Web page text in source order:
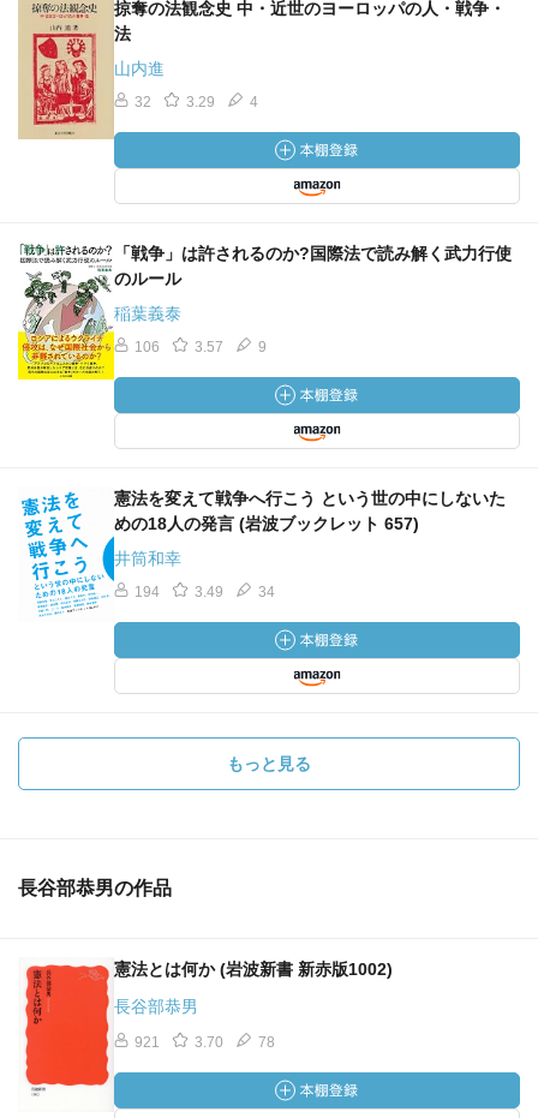
掠奪の法観念史 中・近世のヨーロッパの人・戦争・
法
山内進
32 3.29 4
「戦争」は許されるのか?国際法で読み解く武力行使
のルール
稲葉義泰
106 3.57 9
憲法を変えて戦争へ行こう という世の中にしないた
めの18人の発言 (岩波ブックレット 657)
井筒和幸
194 3.49 34
もっと見る
長谷部恭男の作品
憲法とは何か (岩波新書 新赤版1002)
長谷部恭男
921 3.70 78